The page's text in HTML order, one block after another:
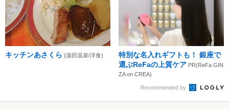
キッチンあさくら (湯田温泉/洋食)
特別な名入れギフトも！ 銀座で
選ぶReFaの上質ケア PR(ReFa GIN
ZA on CREA)
Recommended by